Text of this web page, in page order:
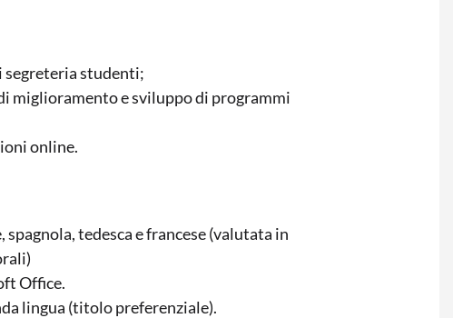
segreteria studenti;
miglioramento e sviluppo di programmi
online.
tedesca e francese (valutata in
Office.
lingua (titolo preferenziale).